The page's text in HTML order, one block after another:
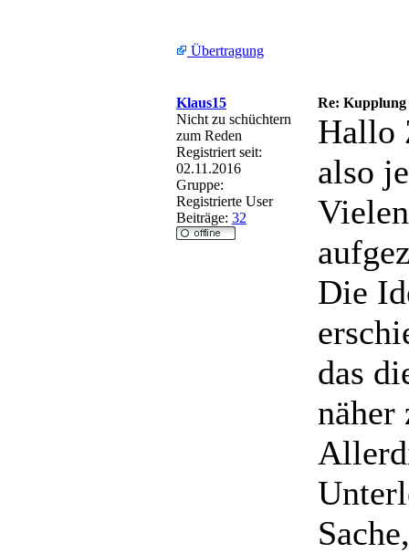
Übertragung
Klaus15
Re: Kupplung
Nicht zu schüchtern
zum Reden
Registriert seit:
02.11.2016
Gruppe:
Registrierte User
Beiträge: 32
Hallo
also
Die
das
näher